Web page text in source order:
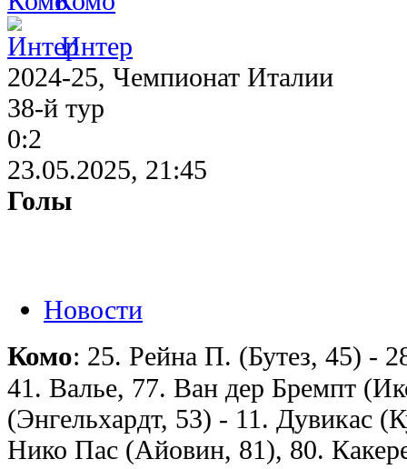
Интер
2024-25, Чемпионат Италии
38-й тур
0:2
23.05.2025, 21:45
Голы
Новости
Комо: 25. Рейна П. (Бутез, 45) -
41. Валье, 77. Ван дер Бремпт
(Энгельхардт, 53) - 11. Дувикас
Нико Пас (Айовин, 81), 80.